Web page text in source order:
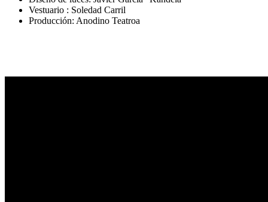
Vestuario : Soledad Carril
Producción: Anodino Teatroa